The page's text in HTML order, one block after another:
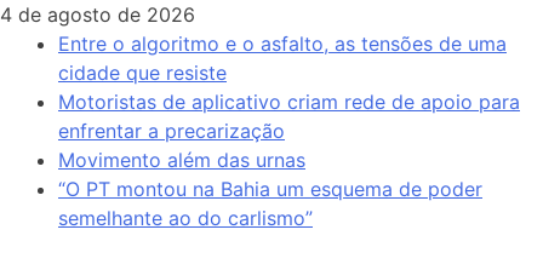
Skip
content
4 de agosto de 2026
Entre o algoritmo e o asfalto, as tensões de uma
cidade que resiste
Motoristas de aplicativo criam rede de apoio para
enfrentar a precarização
Movimento além das urnas
“O PT montou na Bahia um esquema de poder
semelhante ao do carlismo”